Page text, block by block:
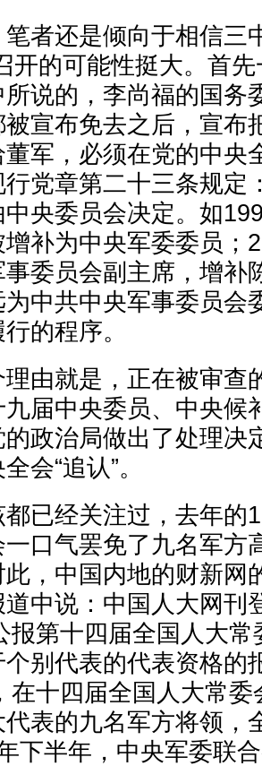
还是倾向于相信三
开的可能性挺大。首
说的，李尚福的国务
宣布免去之后，宣布
军，必须在党的中央
党章第二十三条规定
央委员会决定。如
补为中央军委委员；
委员会副主席，增补
中共中央军事委员会
的程序。
就是，正在被审查
届中央委员、中央候
政治局做出了处理决
会“追认”。
经关注过，去年的
一口气罢免了九名军方
，中国内地的财新网
中说：中国人大网刊
报第十四届全国人大
别代表的代表资格的
在十四届全国人大常
表的九名军方将领，
下半年，中央军委联